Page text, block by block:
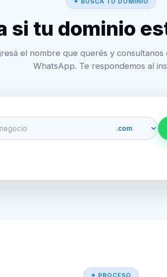
si tu dominio
el nombre que querés y
WhatsApp. Te respondemos al
✦ PROCESO